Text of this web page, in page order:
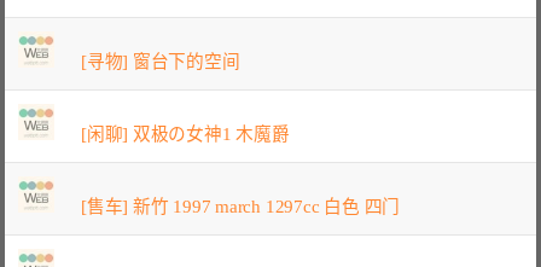
[寻物] 窗台下的空间
[闲聊] 双极の女神1 木魔爵
[售车] 新竹 1997 march 1297cc 白色 四门